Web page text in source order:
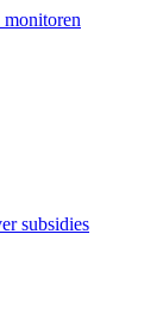
monitoren
subsidies